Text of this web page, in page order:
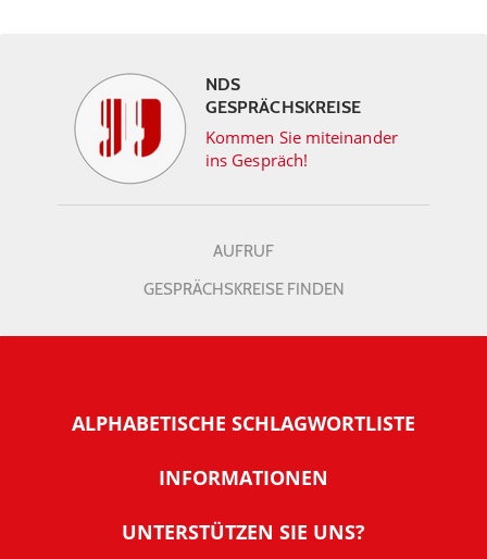
NDS
GESPRÄCHSKREISE
Kommen Sie miteinander
ins Gespräch!
AUFRUF
GESPRÄCHSKREISE FINDEN
ALPHABETISCHE SCHLAGWORTLISTE
INFORMATIONEN
Warum NachDenkSeiten
UNTERSTÜTZEN SIE UNS?